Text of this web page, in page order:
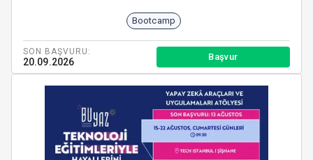
Bootcamp
SON BAŞVURU:
20.09.2026 Başvur